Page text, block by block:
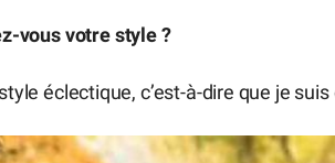
vous votre style ?
éclectique, c’est-à-dire que je